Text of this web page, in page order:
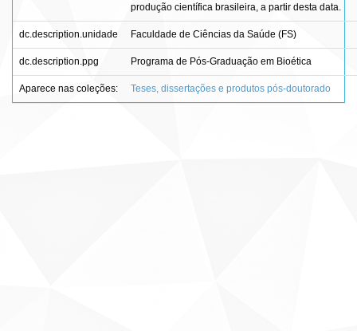
produção científica brasileira, a partir desta data.
dc.description.unidade Faculdade de Ciências da Saúde (FS)
dc.description.ppg Programa de Pós-Graduação em Bioética
Aparece nas coleções: Teses, dissertações e produtos pós-doutorado